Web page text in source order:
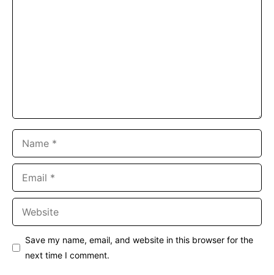
Save my name, email, and website in this browser for the
next time I comment.